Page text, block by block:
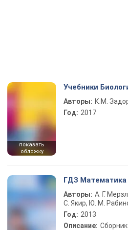
показать
обложку
Учебники
Авторы: К.М.
Год: 2017
ГДЗ Математика
Авторы: А. Г.
С. Якир, Ю. М.
Год: 2013
Описание: